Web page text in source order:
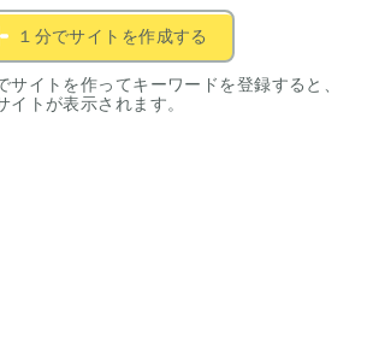
１分でサイトを作成する
サイトを作ってキーワードを登録すると、
イトが表示されます。